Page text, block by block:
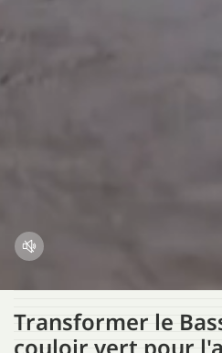
Transformer le